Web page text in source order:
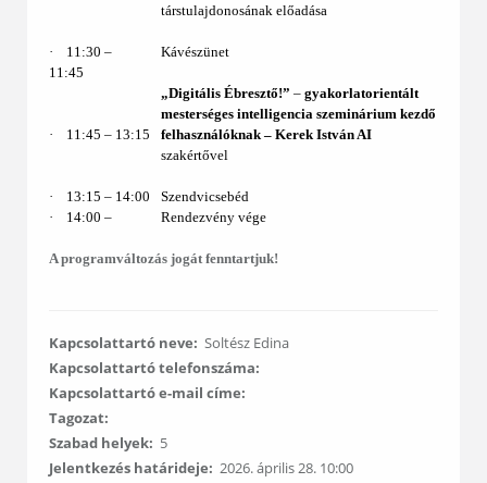
társtulajdonosának előadása
·
11:30 ‒
11:45
Kávészünet
· 11:45 – 13:15
„Digitális Ébresztő!” – gyakorlatorientált
mesterséges intelligencia szeminárium kezdő
felhasználóknak ‒ Kerek István AI
szakértővel
· 13:15 ‒ 14:00
Szendvicsebéd
·
14:00 ‒ Rendezvény vége
A programváltozás jogát fenntartjuk!
Kapcsolattartó neve: Soltész Edina
Kapcsolattartó telefonszáma:
Kapcsolattartó e-mail címe:
Tagozat:
Szabad helyek: 5
Jelentkezés határideje: 2026. április 28. 10:00